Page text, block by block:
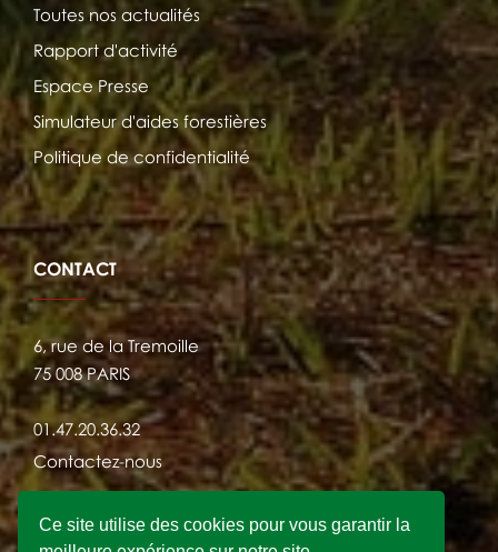
Ce site utilise des cookies pour vous garantir la
Toutes nos actualités
Rapport d'activité
Espace Presse
Simulateur d'aides forestières
Politique de confidentialité
CONTACT
6, rue de la Tremoille
75 008 PARIS
01.47.20.36.32
Contactez-nous